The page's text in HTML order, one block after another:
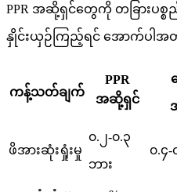
PPR အဆို့ရှင်တွေကို တခြားပစ္
နှိုင်းယှဉ်ကြည့်ရင် အောက်ပါအတို
ကန့်သတ်ချက်
PPR
အဆို့ရှင်
ဖိအားဆုံးရှုံးမှု
၀.၂-၀.၃
ဘား
၀.၄-